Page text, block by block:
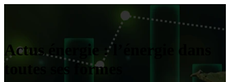
Actus énergie : l’énergie dans
toutes ses formes